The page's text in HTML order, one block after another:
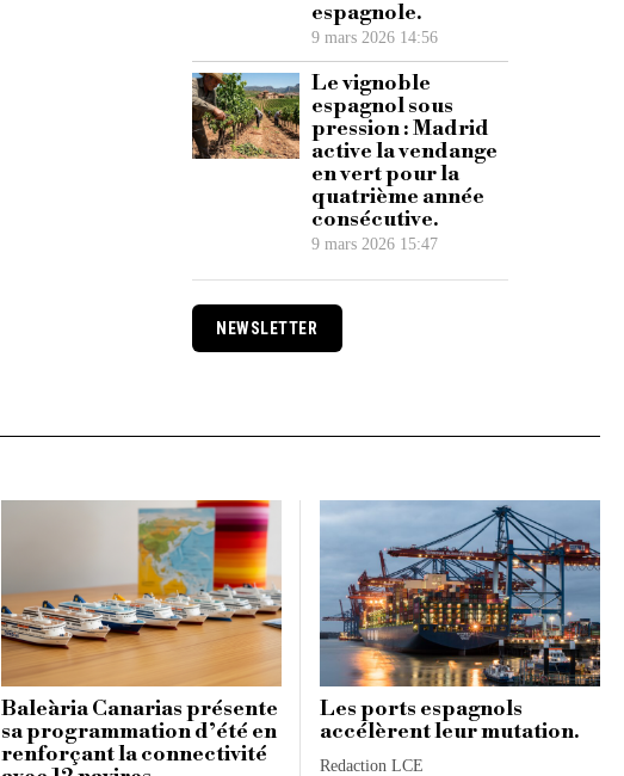
espagnole.
9 mars 2026 14:56
Le vignoble
espagnol sous
pression : Madrid
active la vendange
en vert pour la
quatrième année
consécutive.
9 mars 2026 15:47
NEWSLETTER
Baleària Canarias présente
sa programmation d’été en
renforçant la connectivité
Les ports espagnols
accélèrent leur mutation.
Redaction LCE